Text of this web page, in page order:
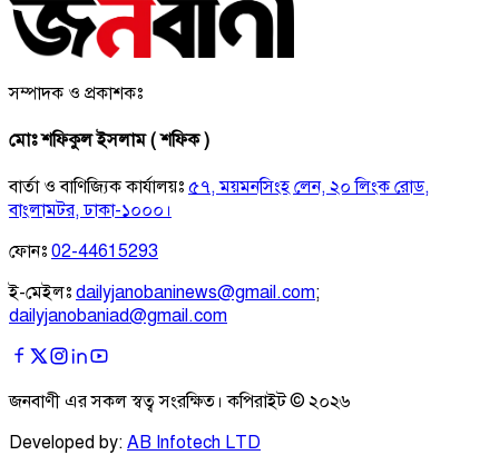
সম্পাদক ও প্রকাশকঃ
মোঃ শফিকুল ইসলাম ( শফিক )
বার্তা ও বাণিজ্যিক কার্যালয়ঃ ৫৭, ময়মনসিংহ লেন, ২০ লিংক রোড,
বাংলামটর, ঢাকা-১০০০।
ফোনঃ 02-44615293
ই-মেইলঃ dailyjanobaninews@gmail.com;
dailyjanobaniad@gmail.com
জনবাণী এর সকল স্বত্ব সংরক্ষিত। কপিরাইট © ২০২৬
Developed by: AB Infotech LTD